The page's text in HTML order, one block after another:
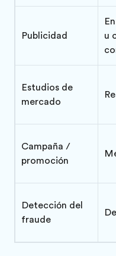
Publicidad
u
Estudios de
mercado
Campaña /
promoción
Detección del
fraude